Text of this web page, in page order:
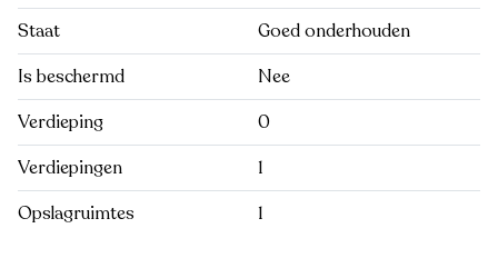
Staat
Goed onderhouden
Is beschermd
Nee
Verdieping
0
Verdiepingen
1
Opslagruimtes
1